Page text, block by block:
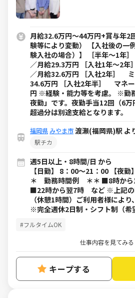
月給32.6万円～44万円+賞与年2
験等により変動） 【入社後の一
験入社の場合）】 ［半年～1年
／月給29.3万円 ［入社1年～2
／月給32.6万円 ［入社2年］ ミ
34.6万円 ［入社2年半］ マネ
円 ※経験・能力等を考慮。 ※勤
夜勤」です。夜勤手当12回（6万
超過分は別途支給となります。
福岡県 みやま市渡瀬(福岡県)駅 よ
駅チカ
週5日以上・8時間/日 から
【日勤】 8：00～21：00 【夜
＊ 勤務時間例 ＊＊ ■8時から
■22時から翌7時 など ※上記の
（休憩1時間）ご利用者様により
※完全週休2日制・シフト制（希
#フルタイムOK
仕事内容を見てみる
キープする